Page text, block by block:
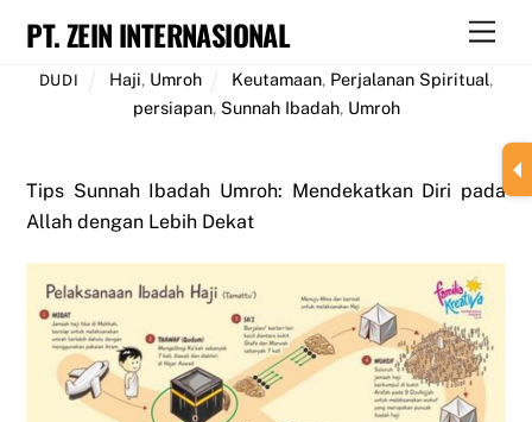
content
PT. ZEIN INTERNASIONAL
DUDI Haji, Umroh Keutamaan, Perjalanan Spiritual,
persiapan, Sunnah Ibadah, Umroh
Tips Sunnah Ibadah Umroh: Mendekatkan Diri pada
Allah dengan Lebih Dekat